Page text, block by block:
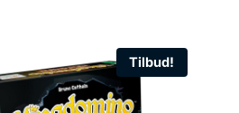
Tilbud!